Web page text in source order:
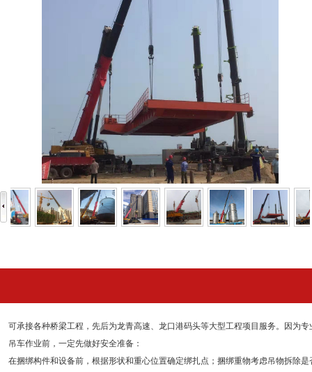
可承接各种桥梁工程，先后为龙青高速、龙口港码头等大型工程项目服务。因为
吊车作业前，一定先做好安全准备：
在捆绑构件和设备前，根据形状和重心位置确定绑扎点；捆绑重物考虑吊物拆除